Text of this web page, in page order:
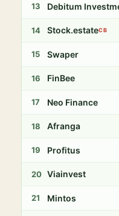
13 Debitum
14 Stock.estateCB
15 Swaper
16 FinBee
17 Neo Finance
18 Afranga
19 Profitus
20 Viainvest
21 Mintos